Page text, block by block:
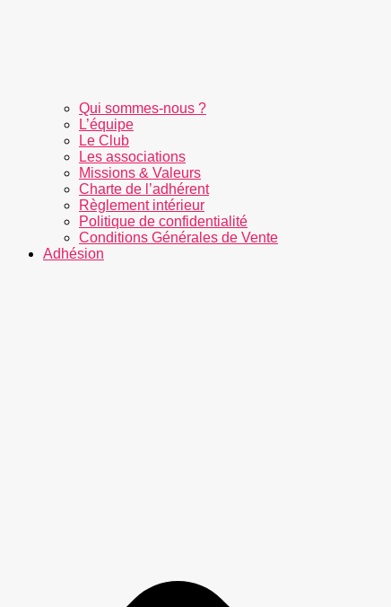
Qui sommes-nous ?
L’équipe
Le Club
Les associations
Missions & Valeurs
Charte de l’adhérent
Règlement intérieur
Politique de confidentialité
Conditions Générales de Vente
Adhésion